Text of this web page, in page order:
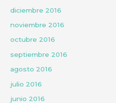
diciembre 2016
noviembre 2016
octubre 2016
septiembre 2016
agosto 2016
julio 2016
junio 2016